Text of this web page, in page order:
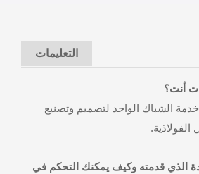
التعليمات
الشباك الواحد لتصميم وتصنيع
الفولاذية.
الذي قدمته وكيف يمكنك التحكم في